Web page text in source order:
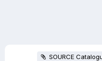
SOURCE